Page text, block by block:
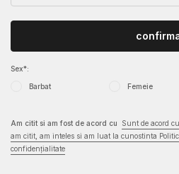
Sex*:
Barbat Femeie
Am citit si am fost de acord cu
Sunt de acord
am citit, am inteles si am luat la cunostinta
confidențialitate